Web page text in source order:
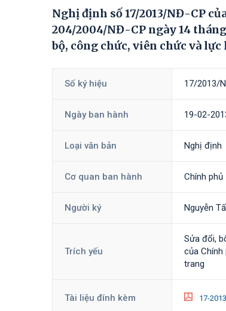
Nghị định số 17/2013/NĐ-CP
204/2004/NĐ-CP ngày 14
bộ, công chức, viên chức và
Số ký hiệu 17/2013/
Ngày ban hành 19-02-
Loại văn bản Nghị định
Cơ quan ban hành Chính phủ
Người ký Nguyễn
Trích yếu
Sửa đổi,
của
trang
Tài liệu đính kèm 17-